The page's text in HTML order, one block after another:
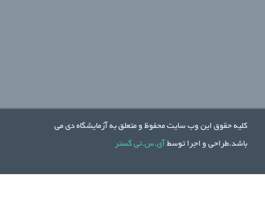
کلیه حقوق این وب سایت محفوظ و متعلق به آزمایشگاه دی می
باشد.طراحی و اجرا توسط آی.س.تی گستر